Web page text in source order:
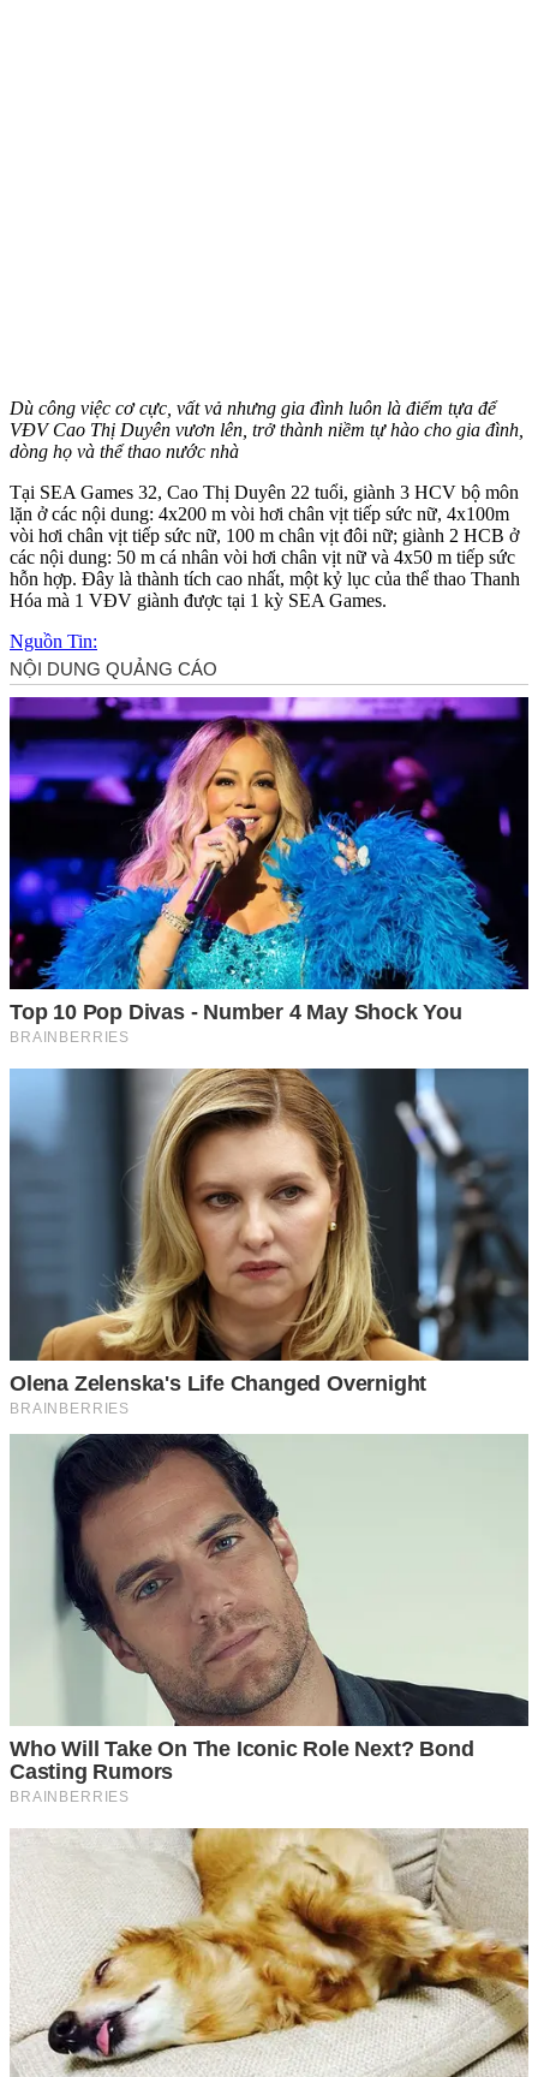
Dù công việc cơ cực, vất vả nhưng gia đình luôn là điểm tựa để
VĐV Cao Thị Duyên vươn lên, trở thành niềm tự hào cho gia đình,
dòng họ và thể thao nước nhà
Tại SEA Games 32, Cao Thị Duyên 22 tuổi, giành 3 HCV bộ môn
lặn ở các nội dung: 4x200 m vòi hơi chân vịt tiếp sức nữ, 4x100m
vòi hơi chân vịt tiếp sức nữ, 100 m chân vịt đôi nữ; giành 2 HCB ở
các nội dung: 50 m cá nhân vòi hơi chân vịt nữ và 4x50 m tiếp sức
hỗn hợp. Đây là thành tích cao nhất, một kỷ lục của thể thao Thanh
Hóa mà 1 VĐV giành được tại 1 kỳ SEA Games.
Nguồn Tin: